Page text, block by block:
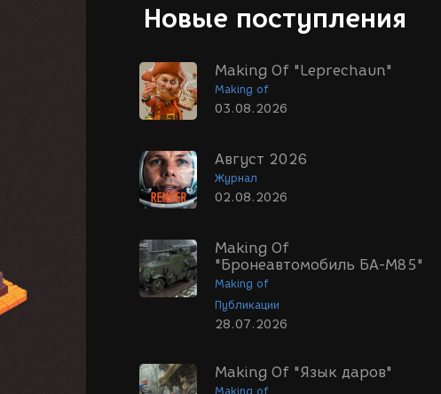
Новые поступления
Making Of "Leprechaun"
Making of
03.08.2026
Август 2026
Журнал
02.08.2026
Making Of
"Бронеавтомобиль БА-М85"
Making of
Публикации
28.07.2026
Making Of "Язык даров"
Making of